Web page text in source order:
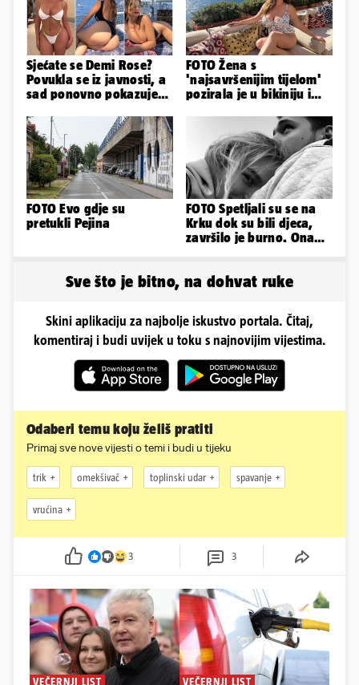
Sjećate se Demi Rose?
Povukla se iz javnosti, a
sad ponovno pokazuje
FOTO Žena s
'najsavršenijim tijelom'
pozirala je u bikiniju i
FOTO Evo gdje su
pretukli Pejina
FOTO Spetljali su se na
Krku dok su bili djeca,
završilo je burno. Ona
Sve što je bitno, na dohvat ruke
Skini aplikaciju za najbolje iskustvo portala. Čitaj,
komentiraj i budi uvijek u toku s najnovijim vijestima.
Odaberi temu koju želiš pratiti
Primaj sve nove vijesti o temi i budi u tijeku
trik omekšivač toplinski udar spavanje
vrućina
3 3